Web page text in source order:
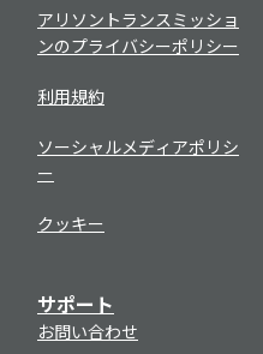
アリソントランスミッショ
ンのプライバシーポリシー
利用規約
ソーシャルメディアポリシ
ー
クッキー
サポート
お問い合わせ